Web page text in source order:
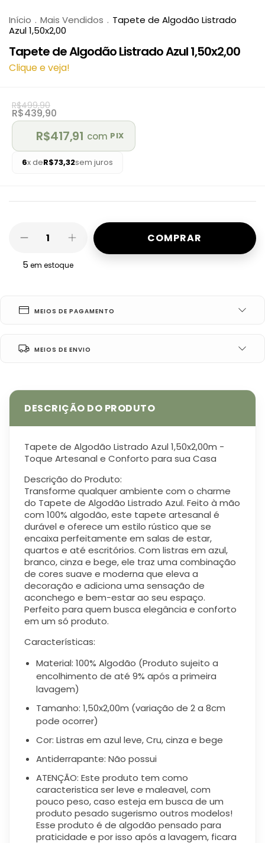
Início . Mais Vendidos . Tapete de Algodão Listrado
Azul 1,50x2,00
Tapete de Algodão Listrado Azul 1,50x2,00
Clique e veja!
R$499,90
R$439,90
R$417,91 com PIX
6x deR$73,32sem juros
5 em estoque
MEIOS DE PAGAMENTO
MEIOS DE ENVIO
Tapete de Algodão Listrado Azul 1,50x2,00m -
Toque Artesanal e Conforto para sua Casa
Descrição do Produto:
Transforme qualquer ambiente com o charme
do Tapete de Algodão Listrado Azul. Feito à mão
com 100% algodão, este tapete artesanal é
durável e oferece um estilo rústico que se
encaixa perfeitamente em salas de estar,
quartos e até escritórios. Com listras em azul,
branco, cinza e bege, ele traz uma combinação
de cores suave e moderna que eleva a
decoração e adiciona uma sensação de
aconchego e bem-estar ao seu espaço.
Perfeito para quem busca elegância e conforto
em um só produto.
Características:
Material: 100% Algodão (Produto sujeito a
encolhimento de até 9% após a primeira
lavagem)
Tamanho: 1,50x2,00m (variação de 2 a 8cm
pode ocorrer)
Cor: Listras em azul leve, Cru, cinza e bege
Antiderrapante: Não possui
ATENÇÃO: Este produto tem como
caracteristica ser leve e maleavel, com
pouco peso, caso esteja em busca de um
produto pesado sugerismo outros modelos!
Esse produto é de algodão pensado para
praticidade e por isso após a lavagem, ficara